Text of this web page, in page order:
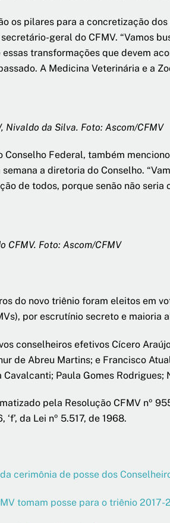
os pilares para a concretização
geral do CFMV. “Vamos
transformações que devem
A Medicina Veterinária e a
Nivaldo da Silva. Foto: Ascom/CFMV
Conselho Federal, também
a diretoria do Conselho.
de todos, porque senão não
CFMV. Foto: Ascom/CFMV
do novo triênio foram eleitos em
por escrutínio secreto e
conselheiros efetivos Cícero
de Abreu Martins; e Francisco
Paula Gomes
pela Resolução CFMV nº
da Lei nº 5.517, de 1968.
cerimônia de posse dos
tomam posse para o triênio 2017-